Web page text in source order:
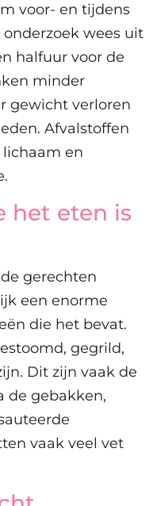
voor- en tijdens
wees uit
halfuur voor de
minder
gewicht verloren
Afvalstoffen
en
het eten is
gerechten
een enorme
die het bevat.
gegrild,
Dit zijn vaak de
de gebakken,
vaak veel vet